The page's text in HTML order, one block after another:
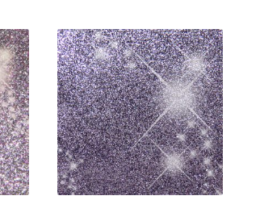
auf.
Die
Optionen
können
auf
der
Produktseite
gewählt
werden
auf.
Die
Optionen
können
auf
der
gewählt
werden